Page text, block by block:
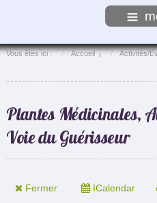
Vous êtes ici : Accueil Activités/
Plantes Médicinales,
Voie du Guérisseur
Fermer ICalendar